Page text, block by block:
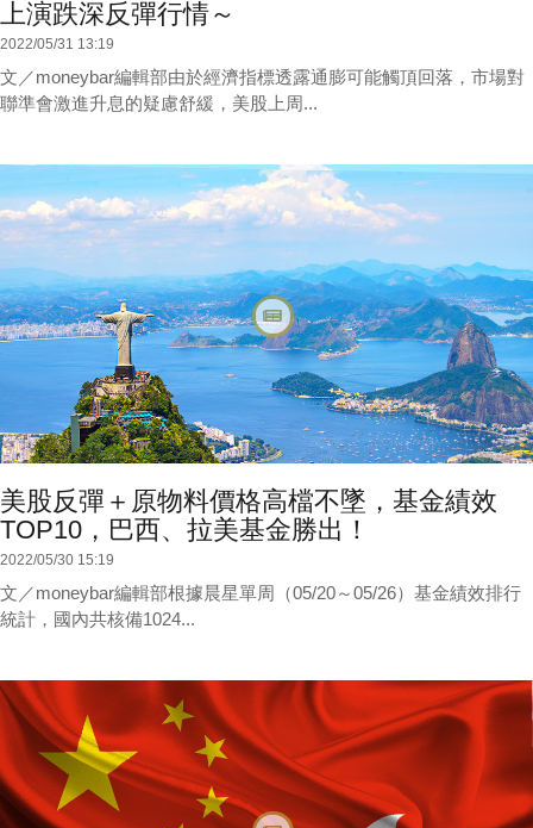
上演跌深反彈行情～
2022/05/31 13:19
文／moneybar編輯部由於經濟指標透露通膨可能觸頂回落，市場對
聯準會激進升息的疑慮舒緩，美股上周...
美股反彈＋原物料價格高檔不墜，基金績效
TOP10，巴西、拉美基金勝出！
2022/05/30 15:19
文／moneybar編輯部根據晨星單周（05/20～05/26）基金績效排行
統計，國內共核備1024...